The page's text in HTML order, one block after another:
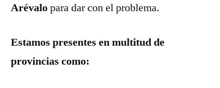
Arévalopara dar con el problema.
Estamos presentes en multitud de
provincias como: